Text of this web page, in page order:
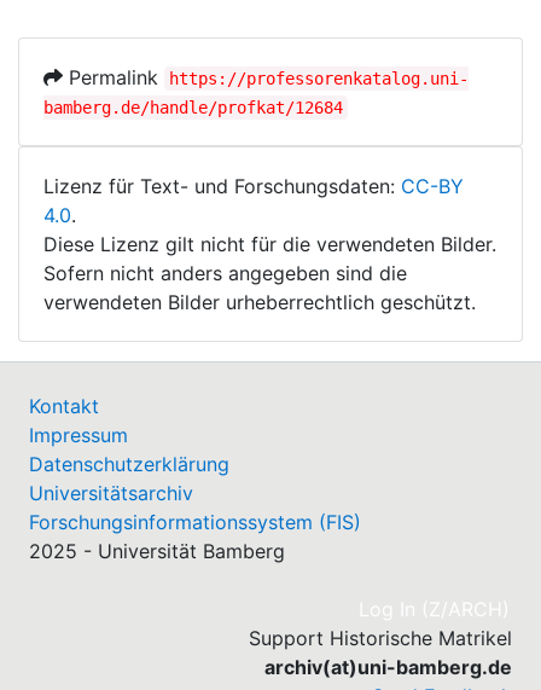
Permalink
https://professorenkatalog.uni-
bamberg.de/handle/profkat/12684
Lizenz für Text- und Forschungsdaten: CC-BY
4.0.
Diese Lizenz gilt nicht für die verwendeten Bilder.
Sofern nicht anders angegeben sind die
verwendeten Bilder urheberrechtlich geschützt.
Kontakt
Impressum
Datenschutzerklärung
Universitätsarchiv
Forschungsinformationssystem (FIS)
2025 - Universität Bamberg
Log In (Z/ARCH)
Support Historische Matrikel
archiv(at)uni-bamberg.de